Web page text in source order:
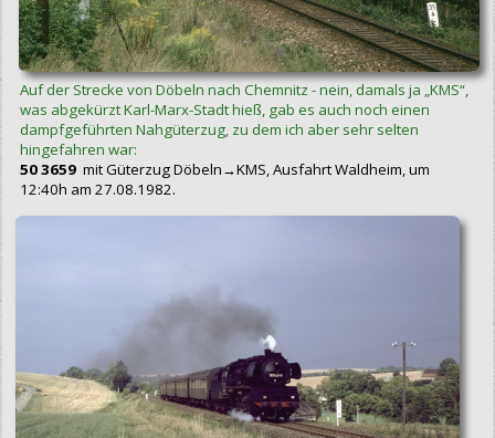
Auf der Strecke von Döbeln nach Chemnitz - nein, damals ja „KMS“,
was abgekürzt Karl-Marx-Stadt hieß, gab es auch noch einen
dampfgeführten Nahgüterzug, zu dem ich aber sehr selten
hingefahren war:
50 3659 mit Güterzug Döbeln→KMS, Ausfahrt Waldheim, um
12:40h am 27.08.1982.